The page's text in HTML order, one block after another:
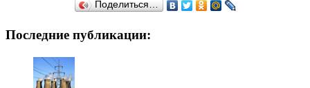
Поделиться…
Последние публикации: